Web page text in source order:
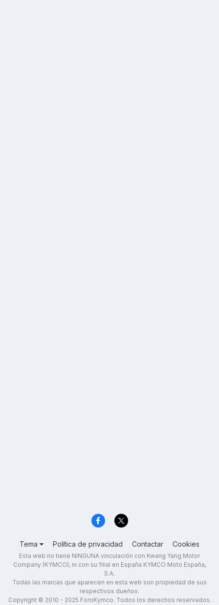
Tema Política de privacidad Contactar Cookies
Esta web no tiene NINGUNA vinculación con Kwang Yang Motor
Company (KYMCO), ni con su filial en España KYMCO Moto España,
S.A.
Todas las marcas que aparecen en esta web son propiedad de sus
respectivos dueños.
Copyright © 2010 - 2025 ForoKymco. Todos los derechos reservados.